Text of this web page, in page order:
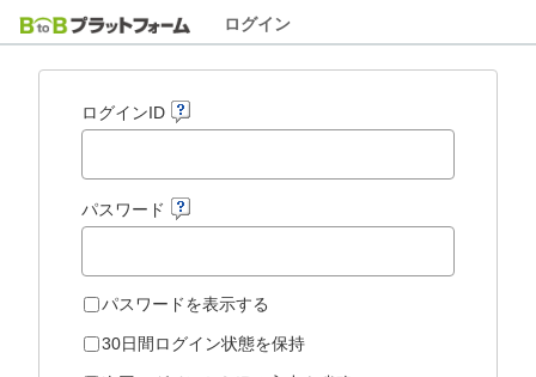
ログイン
ログインID
パスワード
パスワードを表示する
30日間ログイン状態を保持